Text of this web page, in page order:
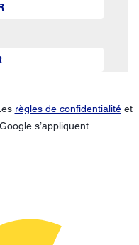
règles de confidentialitéet
s’appliquent.